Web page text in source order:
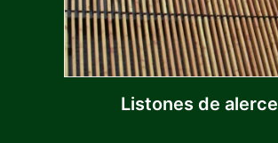
Listones de alerce